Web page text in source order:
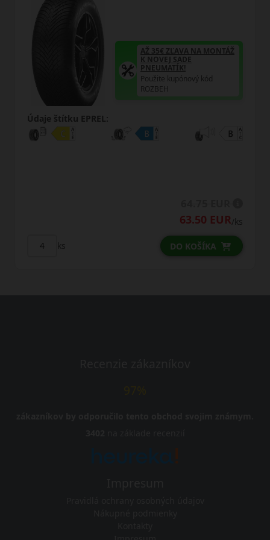
AŽ 35€ ZĽAVA NA MONTÁŽ
K NOVEJ SADE
PNEUMATÍK!
Použite kupónový kód
ROZBEH
Údaje štítku EPREL:
63.50 EUR/ks
ks DO KOŠÍKA